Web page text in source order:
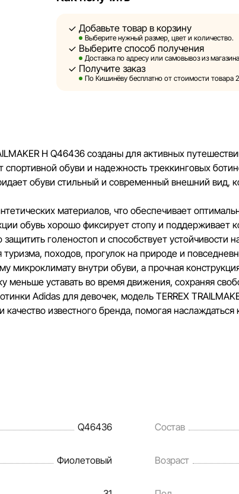
быть размещены на нашем сайте.
Sportlandia оставляет за собой право в
предварительного уведомления
и потребительские свойства товаров.
кредитования могут быть изменены
порядке и без предварительного
своевременно выявлять и исправлять
разумные сроки.
Добавьте товар в корзину
Выберите нужный размер, цвет и количество.
Выберите способ получения
Доставка по адресу или самовывоз из
Получите заказ
По Кишинёву бесплатно от стоимости товара
H Q46436 созданы для активных
обуви и надежность треккинговых
обуви стильный и современный внешний вид,
материалов, что обеспечивает
обувь хорошо фиксирует стопу и
голеностоп и способствует устойчивости
туризма, походов, прогулок на природе и
микроклимату внутри обуви, а прочная
уставать во время движения, сохраняя
Adidas для девочек, модель TERREX
качество известного бренда, помогая
Q46436 Состав
Фиолетовый Возраст